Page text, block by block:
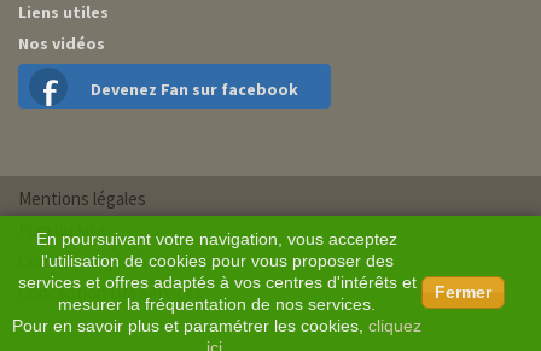
Liens utiles
Nos vidéos
Devenez Fan sur facebook
En poursuivant votre navigation, vous acceptez
l'utilisation de cookies pour vous proposer des
services et offres adaptés à vos centres d'intérêts et
mesurer la fréquentation de nos services.
Pour en savoir plus et paramétrer les cookies, cliquez
Fermer
Mentions légales
Plan du site
Conditions générales de vente
Conception BM Services